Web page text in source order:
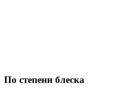
По степени блеска